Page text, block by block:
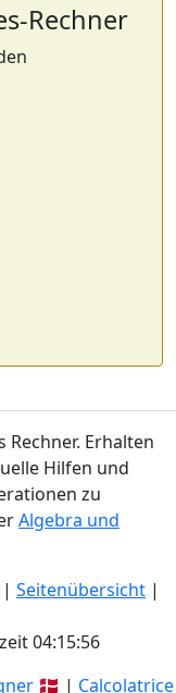
Rechner
Rechner. Erhalten
Hilfen und
zu
Algebra und
| Seitenübersicht |
04:15:56
🇩🇰 | Calcolatrice